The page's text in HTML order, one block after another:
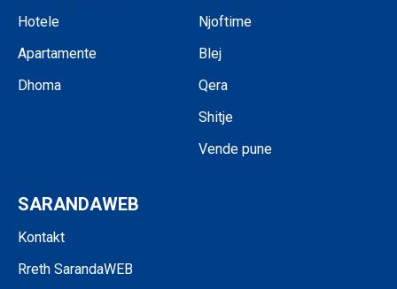
Hotele
Apartamente
Dhoma
Njoftime
Blej
Qera
Shitje
Vende pune
SARANDAWEB
Kontakt
Rreth SarandaWEB